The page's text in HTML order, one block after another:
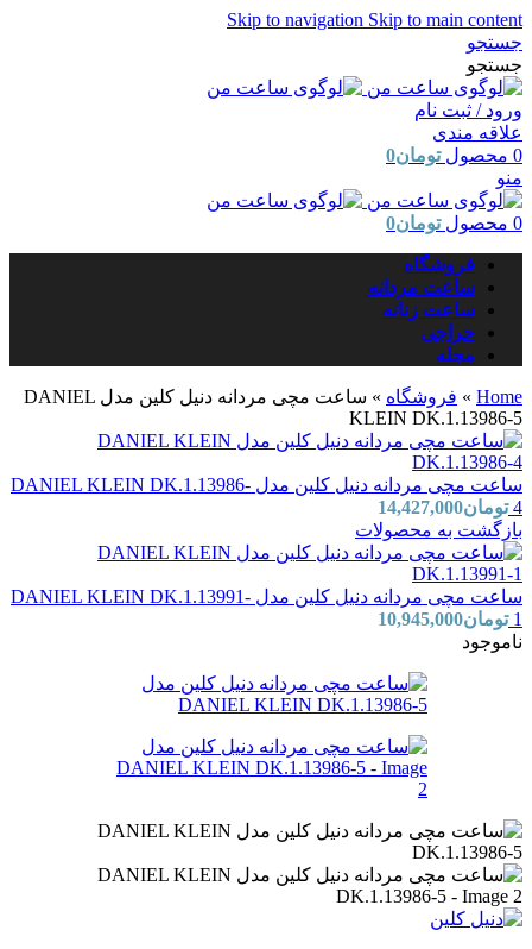
Skip to navigation Skip to main content
جستجو
جستجو
ورود / ثبت نام
علاقه مندی
0 محصول تومان0
منو
0 محصول تومان0
فروشگاه
ساعت مردانه
ساعت زنانه
حراجی
مجله
Home
» فروشگاه »
ساعت مچی مردانه دنیل کلین مدل DANIEL
KLEIN DK.1.13986-5
ساعت مچی مردانه دنیل کلین مدل DANIEL KLEIN DK.1.13986-
4 تومان14,427,000
بازگشت به محصولات
ساعت مچی مردانه دنیل کلین مدل DANIEL KLEIN DK.1.13991-
1 تومان10,945,000
ناموجود